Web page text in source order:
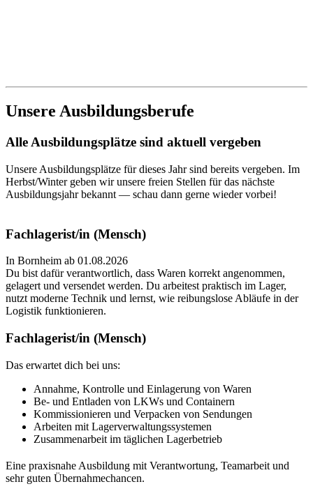
Unsere Ausbildungsberufe
Alle Ausbildungsplätze sind aktuell vergeben
Unsere Ausbildungsplätze für dieses Jahr sind bereits vergeben. Im
Herbst/Winter geben wir unsere freien Stellen für das nächste
Ausbildungsjahr bekannt — schau dann gerne wieder vorbei!
Fachlagerist/in (Mensch)
In Bornheim ab 01.08.2026
Du bist dafür verantwortlich, dass Waren korrekt angenommen,
gelagert und versendet werden. Du arbeitest praktisch im Lager,
nutzt moderne Technik und lernst, wie reibungslose Abläufe in der
Logistik funktionieren.
Fachlagerist/in (Mensch)
Das erwartet dich bei uns:
Annahme, Kontrolle und Einlagerung von Waren
Be- und Entladen von LKWs und Containern
Kommissionieren und Verpacken von Sendungen
Arbeiten mit Lagerverwaltungssystemen
Zusammenarbeit im täglichen Lagerbetrieb
Eine praxisnahe Ausbildung mit Verantwortung, Teamarbeit und
sehr guten Übernahmechancen.